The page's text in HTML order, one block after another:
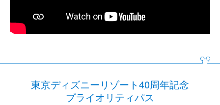
東京ディズニーリゾート40周年記念
プライオリティパス